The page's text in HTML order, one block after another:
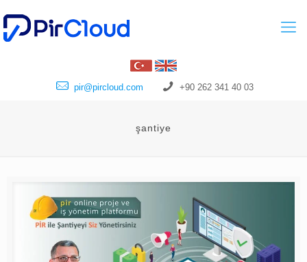
pir@pircloud.com +90 262 341 40 03
şantiye